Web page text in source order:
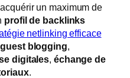
un maximum de
profil de backlinks
netlinking efficace
guest blogging,
digitales, échange de
.